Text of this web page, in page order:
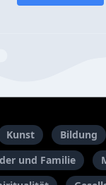
Kunst Bildung
und Familie